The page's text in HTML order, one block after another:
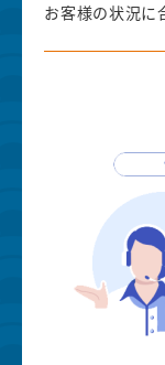
お客様の状況に